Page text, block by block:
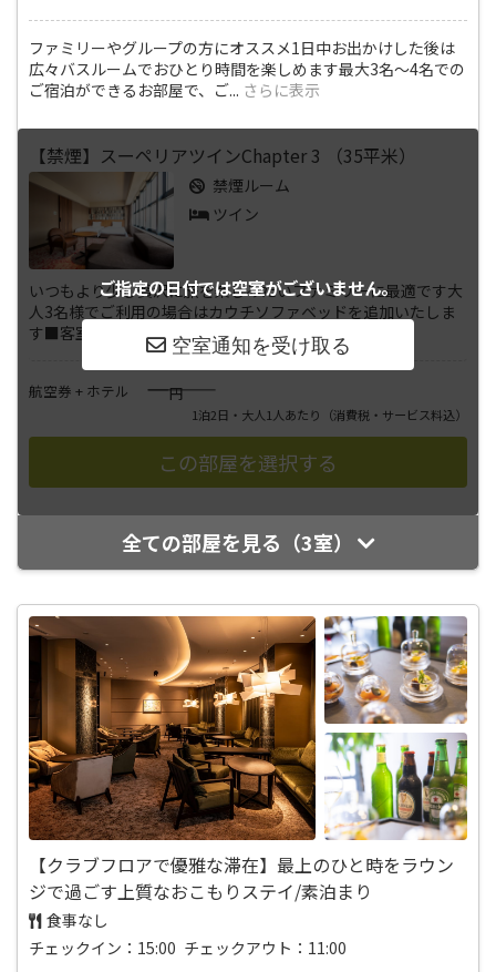
ファミリーやグループの方にオススメ1日中お出かけした後は
広々バスルームでおひとり時間を楽しめます最大3名～4名での
ご宿泊ができるお部屋で、ご... さらに表示
ご指定の日付では空室がございません。
【禁煙】スーペリアツインChapter 3 （35平米）
禁煙ルーム
ツイン
いつもより少し贅沢に旅を楽しみたいファミリーに最適です大
人3名様でご利用の場合はカウチソファベッドを追加いたしま
す■客室情報広さ:35平米ベ... さらに表示
航空券 + ホテル ――――円
1泊2日・大人1人あたり （消費税・サービス料込）
全ての部屋を見る（3室）
【クラブフロアで優雅な滞在】最上のひと時をラウン
ジで過ごす上質なおこもりステイ/素泊まり
食事なし
チェックイン：15:00 チェックアウト：11:00